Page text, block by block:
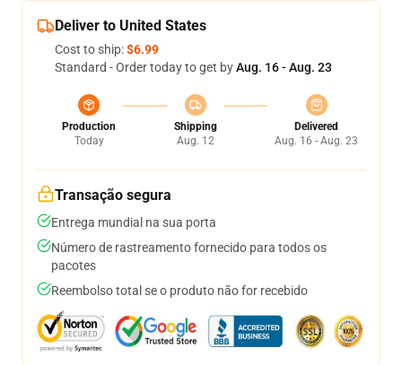
Deliver to United States
Cost to ship:$6.99
Standard - Order today to get byAug. 16 - Aug. 23
Production
Today
Shipping
Aug. 12
Delivered
Aug. 16 - Aug. 23
Transação segura
Entrega mundial na sua porta
Número de rastreamento fornecido para todos os
pacotes
Reembolso total se o produto não for recebido